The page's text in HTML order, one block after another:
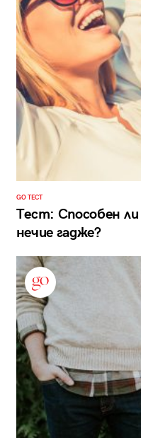
GO ТЕСТ
Тест: Способен
нечие гадже?